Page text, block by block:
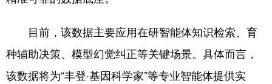
目前，该数据主要应用在研智能体知识检索、育
种辅助决策、模型幻觉纠正等关键场景。具体而言，
该数据将为“丰登·基因科学家”等专业智能体提供实